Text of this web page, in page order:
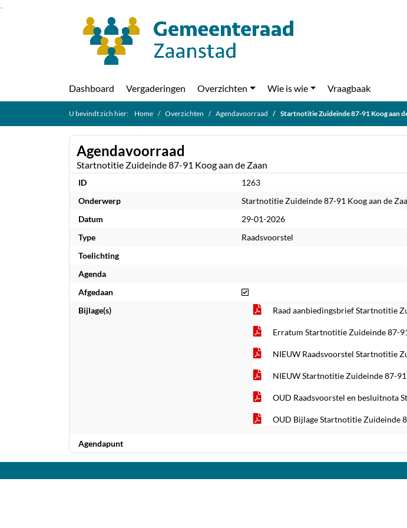
Ga naar de inhoud van deze pagina
Dashboard Vergaderingen Overzichten Wie is wie Vraagbaak
U bevindt zich hier: Home Overzichten Agendavoorraad Startnotitie Zuideinde 87-91 Koog aan
Agendavoorraad
Startnotitie Zuideinde 87-91 Koog aan de Zaan
ID
1263
Onderwerp
Startnotitie Zuideinde 87-91 Koog aan de
Datum
29-01-2026
Type
Raadsvoorstel
Toelichting
Agenda
Afgedaan
Afgedaan
Bijlage(s)
Raad aanbiedingsbrief Startnotitie
Erratum Startnotitie Zuideinde 87-
NIEUW Raadsvoorstel Startnotitie
NIEUW Startnotitie Zuideinde 87-
OUD Raadsvoorstel en besluitnota
OUD Bijlage Startnotitie Zuideinde
Agendapunt